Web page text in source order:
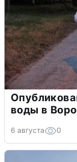
воды в
6 августа 0